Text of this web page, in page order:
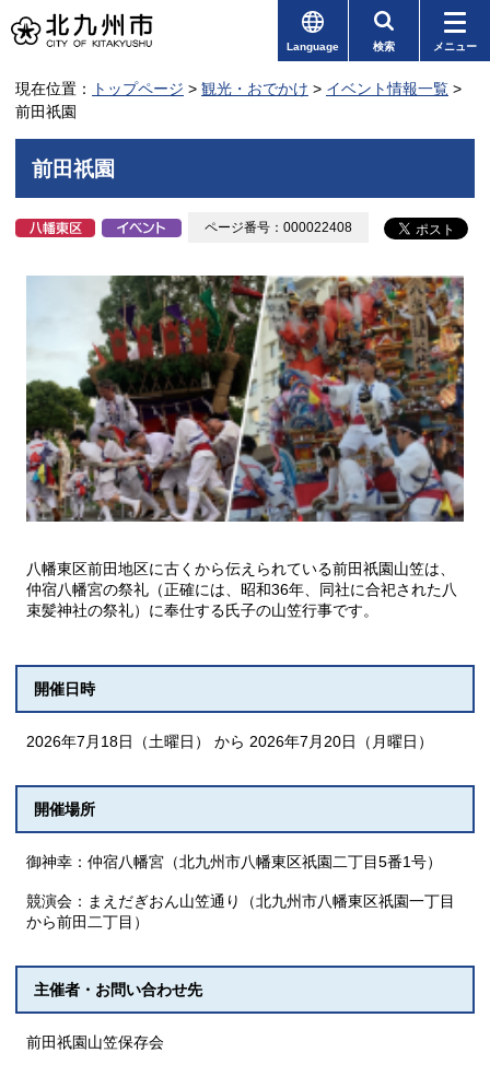
Language 検索 メニュー
現在位置： トップページ > 観光・おでかけ > イベント情報一覧 >
前田祇園
前田祇園
ページ番号：000022408
八幡東区前田地区に古くから伝えられている前田祇園山笠は、
仲宿八幡宮の祭礼（正確には、昭和36年、同社に合祀された八
束髪神社の祭礼）に奉仕する氏子の山笠行事です。
開催日時
2026年7月18日（土曜日） から 2026年7月20日（月曜日）
開催場所
御神幸：仲宿八幡宮（北九州市八幡東区祇園二丁目5番1号）
競演会：まえだぎおん山笠通り（北九州市八幡東区祇園一丁目
から前田二丁目）
主催者・お問い合わせ先
前田祇園山笠保存会